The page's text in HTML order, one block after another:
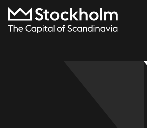
Till startsidan